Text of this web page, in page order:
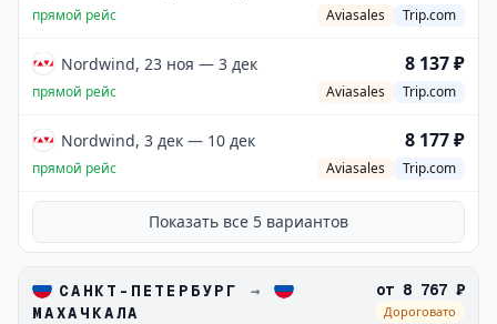
прямой рейс Aviasales Trip.com
Nordwind, 23 ноя — 3 дек 8 137 ₽
прямой рейс Aviasales Trip.com
Nordwind, 3 дек — 10 дек 8 177 ₽
прямой рейс Aviasales Trip.com
Показать все 5 вариантов
САНКТ-ПЕТЕРБУРГ
→
МАХАЧКАЛА
от 8 767 ₽
Дороговато